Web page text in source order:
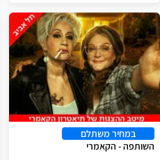
במחיר משתלם
השותפה - הקאמרי